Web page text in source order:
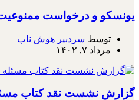
یونسکو و درخواست
توسط سردبیر هوش ناب
مرداد ۷, ۱۴۰۲
گزارش نشست نقد کتاب